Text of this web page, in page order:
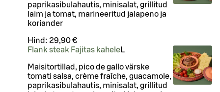
paprikasibulahautis, minisalat, grillitud
laim ja tomat, marineeritud jalapeno ja
koriander
Hind: 29,90 €
Flank steak Fajitas kaheleL
Maisitortillad, pico de gallo värske
tomati salsa, crème fraîche, guacamole,
paprikasibulahautis, minisalat, grillitud